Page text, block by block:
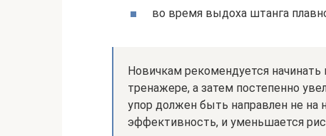
во время выдоха штанга
Новичкам рекомендуется начинать
тренажере, а затем постепенно
упор должен быть направлен не на
эффективность, и уменьшается